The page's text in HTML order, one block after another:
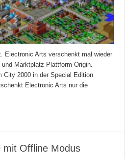
Electronic Arts verschenkt mal wieder
Marktplatz Plattform Origin.
City 2000 in der Special Edition
Electronic Arts nur die
mit Offline Modus